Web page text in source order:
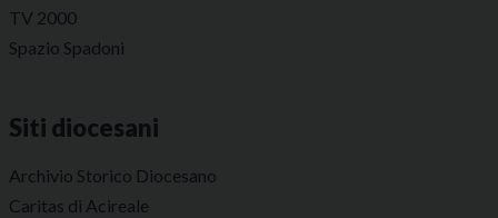
TV 2000
Spazio Spadoni
Siti diocesani
Archivio Storico Diocesano
Caritas di Acireale